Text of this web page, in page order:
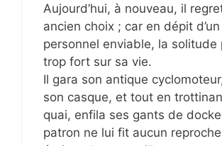
Aujourd’hui, à nouveau, il
ancien choix ; car en dépit
personnel enviable, la solitude
trop fort sur sa vie.
Il gara son antique
son casque, et tout en
quai, enfila ses gants de
patron ne lui fit aucun